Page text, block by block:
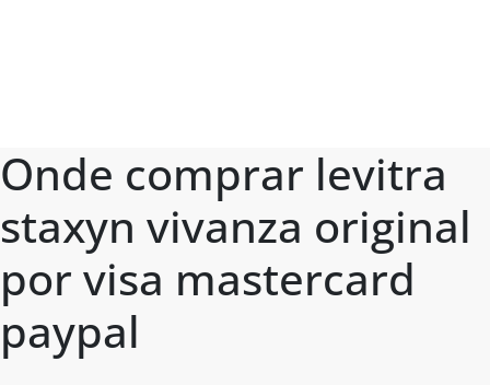
Onde comprar levitra
staxyn vivanza original
por visa mastercard
paypal